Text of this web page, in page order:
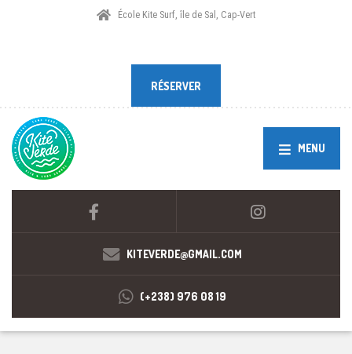
École Kite Surf, île de Sal, Cap-Vert
RÉSERVER
MENU
KITEVERDE@GMAIL.COM
(+238) 976 08 19